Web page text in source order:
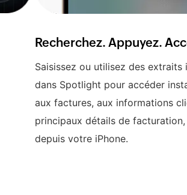
Recherchez. Appuyez.
Saisissez ou utilisez des extraits
dans Spotlight pour accéder
aux factures, aux informations
principaux détails de
depuis votre iPhone.